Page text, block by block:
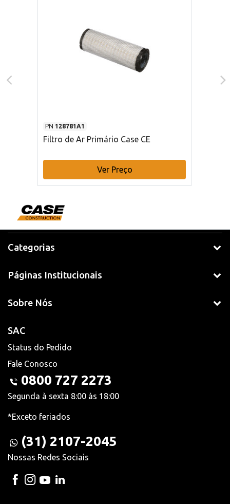
PN 128781A1
Filtro de Ar Primário Case CE
Ver Preço
Categorias
Páginas Institucionais
Sobre Nós
SAC
Status do Pedido
Fale Conosco
0800 727 2273
Segunda à sexta 8:00 às 18:00
*Exceto feriados
(31) 2107-2045
Nossas Redes Sociais